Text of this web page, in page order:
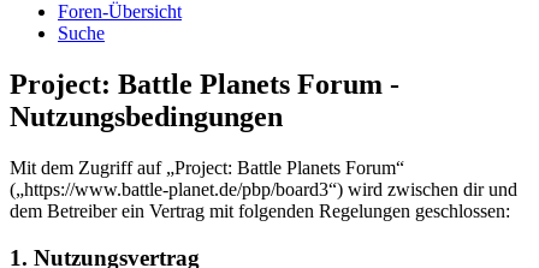
Foren-Übersicht
Suche
Project: Battle Planets Forum -
Nutzungsbedingungen
Mit dem Zugriff auf „Project: Battle Planets Forum“
(„https://www.battle-planet.de/pbp/board3“) wird zwischen dir und
dem Betreiber ein Vertrag mit folgenden Regelungen geschlossen:
1. Nutzungsvertrag